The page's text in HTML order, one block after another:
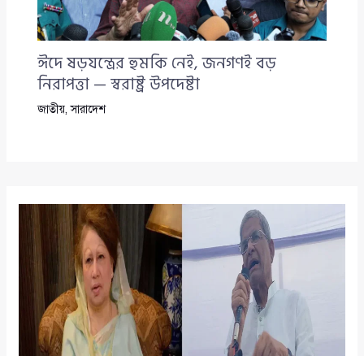
ঈদে ষড়যন্ত্রের হুমকি নেই, জনগণই বড়
নিরাপত্তা — স্বরাষ্ট্র উপদেষ্টা
জাতীয়,সারাদেশ